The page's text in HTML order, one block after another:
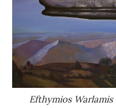
Efthymios